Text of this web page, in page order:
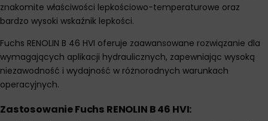
znakomite właściwości lepkościowo-temperaturowe oraz
bardzo wysoki wskaźnik lepkości.
Fuchs RENOLIN B 46 HVI oferuje zaawansowane rozwiązanie dla
wymagających aplikacji hydraulicznych, zapewniając wysoką
niezawodność i wydajność w różnorodnych warunkach
operacyjnych.
Zastosowanie Fuchs RENOLIN B 46 HVI: